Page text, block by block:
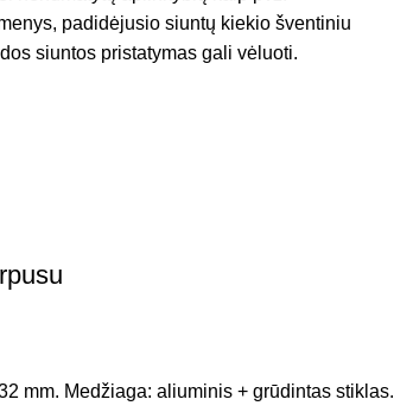
padidėjusio siuntų kiekio šventiniu
siuntos pristatymas gali vėluoti.
mm. Medžiaga: aliuminis + grūdintas stiklas.